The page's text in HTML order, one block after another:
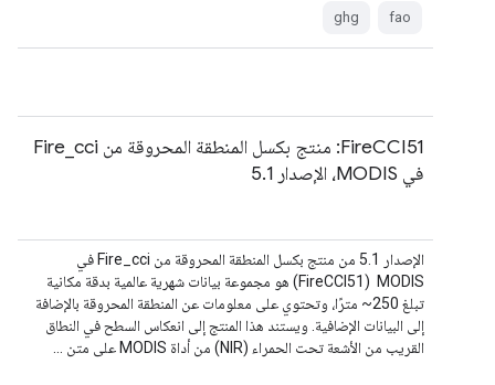
fao
ghg
‫FireCCI51: منتج بكسل المنطقة المحروقة من Fire_cci
في MODIS، الإصدار 5.1
الإصدار 5.1 من منتج بكسل المنطقة المحروقة من Fire_cci في
MODIS ‏ (FireCCI51) هو مجموعة بيانات شهرية عالمية بدقة مكانية
تبلغ ‎~250 مترًا، وتحتوي على معلومات عن المنطقة المحروقة بالإضافة
إلى البيانات الإضافية. ويستند هذا المنتج إلى انعكاس السطح في النطاق
القريب من الأشعة تحت الحمراء (NIR) من أداة MODIS على متن …